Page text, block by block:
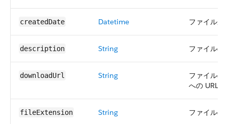
createdDate Datetime ファイルが
description String ファイルの
downloadUrl String
ファイルの
への URL。
fileExtension String ファイルの